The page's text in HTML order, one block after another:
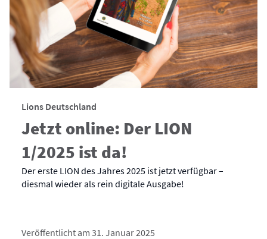
Lions Deutschland
Jetzt online: Der LION
1/2025 ist da!
Der erste LION des Jahres 2025 ist jetzt verfügbar –
diesmal wieder als rein digitale Ausgabe!
Veröffentlicht am 31. Januar 2025